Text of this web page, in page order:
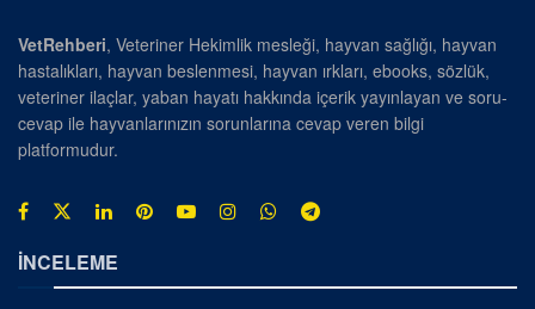
VetRehberi, Veteriner Hekimlik mesleği, hayvan sağlığı, hayvan
hastalıkları, hayvan beslenmesi, hayvan ırkları, ebooks, sözlük,
veteriner ilaçlar, yaban hayatı hakkında içerik yayınlayan ve soru-
cevap ile hayvanlarınızın sorunlarına cevap veren bilgi
platformudur.
İNCELEME